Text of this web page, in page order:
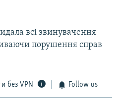
всі звинувачення
порушення справ
без VPN Follow us